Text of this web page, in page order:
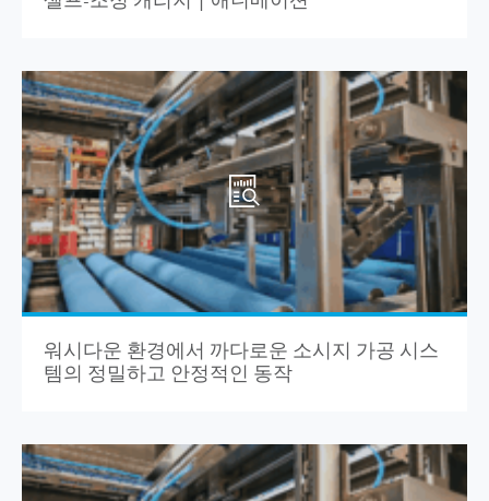
워시다운 환경에서 까다로운 소시지 가공 시스
템의 정밀하고 안정적인 동작